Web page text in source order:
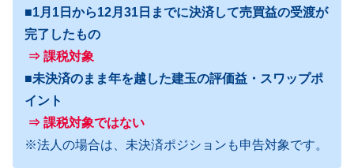
■1月1日から12月31日までに決済して売買益の受渡が
完了したもの
⇒ 課税対象
■未決済のまま年を越した建玉の評価益・スワップポ
イント
⇒ 課税対象ではない
※法人の場合は、未決済ポジションも申告対象です。